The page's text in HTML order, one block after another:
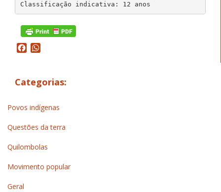
Facebook
Categorias:
Povos indígenas
Questões da terra
Quilombolas
Movimento popular
Geral